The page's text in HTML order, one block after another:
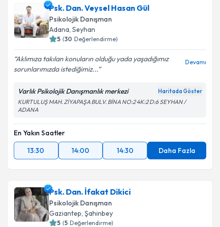
E-posta Adresiniz
Kişisel verilerimin işlenmesine ilişkinAydınlatma
Metni'ni okudum ve kişisel verilerimin belirtilen
Psk. Dan. Veysel Hasan Gül
Psikolojik Danışman
Adana, Seyhan
5 (30 Değerlendirme)
Aklımıza takılan konuların olduğu yada yaşadığımız
sorunlarımızda istediğimiz...
Devamı
Varlık Psikolojik Danışmanlık merkezi Haritada Göster
KURTULUŞ MAH. ZİYAPAŞA BULV. BİNA NO:2 4K:2 D:6 SEYHAN /
ADANA
En Yakın Saatler
13:30
14:00 14:30 Daha Fazla
Psk. Dan. İfakat Dikici
Psikolojik Danışman
Gaziantep, Şahinbey
5 (5 Değerlendirme)